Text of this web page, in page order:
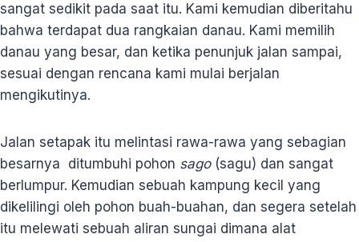
sangat sedikit pada saat itu. Kami kemudian diberitahu
bahwa terdapat dua rangkaian danau. Kami memilih
danau yang besar, dan ketika penunjuk jalan sampai,
sesuai dengan rencana kami mulai berjalan
mengikutinya.
Jalan setapak itu melintasi rawa-rawa yang sebagian
besarnya ditumbuhi pohon sago(sagu) dan sangat
berlumpur. Kemudian sebuah kampung kecil yang
dikelilingi oleh pohon buah-buahan, dan segera setelah
itu melewati sebuah aliran sungai dimana alat